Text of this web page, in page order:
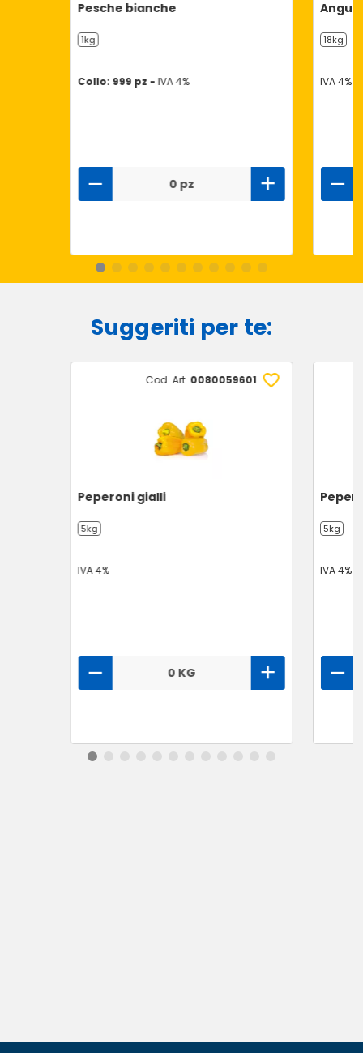
Pesche bianche
1kg
Collo: 999 pz - IVA 4%
0 pz
18kg
IVA 4%
Suggeriti per te:
Cod. Art. 0080059601
Peperoni gialli
5kg
IVA 4%
0 KG
5kg
IVA 4%